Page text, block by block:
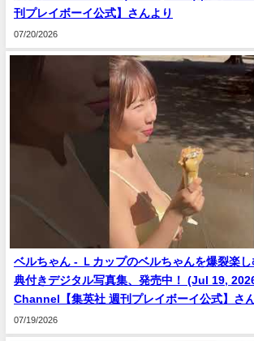
刊プレイボーイ公式】さんより
07/20/2026
ベルちゃん - Ｌカップのベルちゃんを爆裂楽
典付きデジタル写真集、発売中！ (Jul 19,
Channel【集英社 週刊プレイボーイ公式】さ
07/19/2026